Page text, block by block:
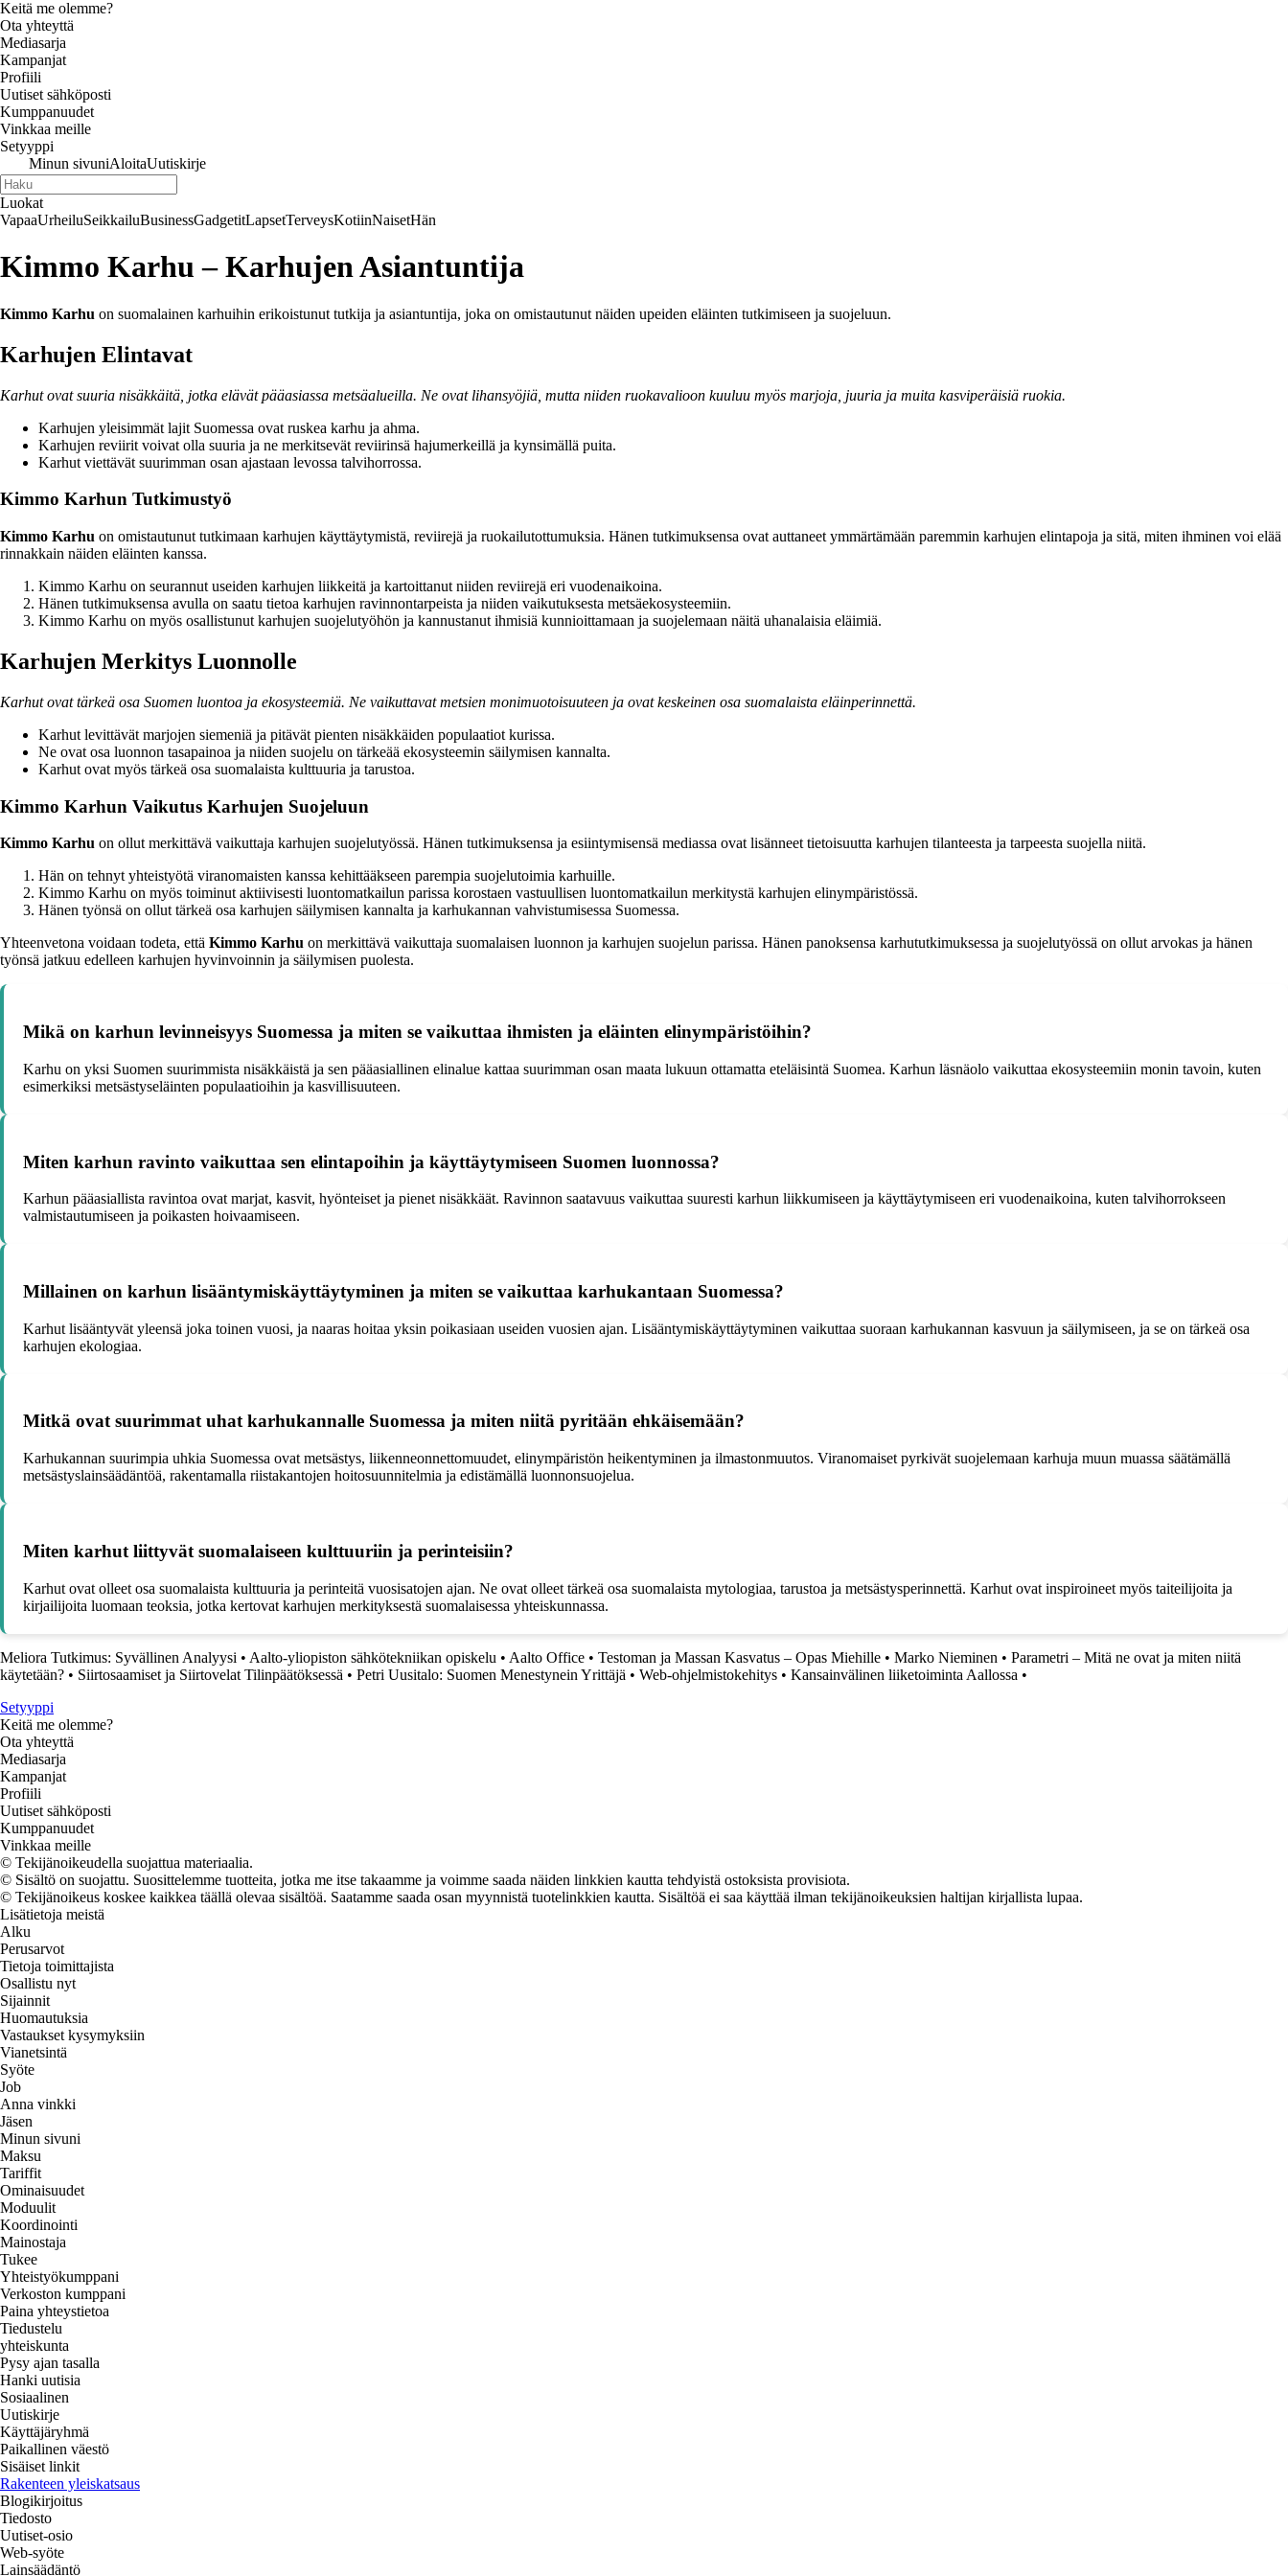
Keitä me olemme?
Ota yhteyttä
Mediasarja
Kampanjat
Profiili
Uutiset sähköposti
Kumppanuudet
Vinkkaa meille
Setyyppi
Minun sivuniAloitaUutiskirje
Luokat
VapaaUrheiluSeikkailuBusinessGadgetitLapsetTerveysKotiinNaisetHän
Kimmo Karhu – Karhujen Asiantuntija
Kimmo Karhu on suomalainen karhuihin erikoistunut tutkija ja asiantuntija, joka on omistautunut näiden upeiden eläinten tutkimiseen ja suojeluun.
Karhujen Elintavat
Karhut ovat suuria nisäkkäitä, jotka elävät pääasiassa metsäalueilla. Ne ovat lihansyöjiä, mutta niiden ruokavalioon kuuluu myös marjoja, juuria ja muita kasviperäisiä ruokia.
Karhujen yleisimmät lajit Suomessa ovat ruskea karhu ja ahma.
Karhujen reviirit voivat olla suuria ja ne merkitsevät reviirinsä hajumerkeillä ja kynsimällä puita.
Karhut viettävät suurimman osan ajastaan levossa talvihorrossa.
Kimmo Karhun Tutkimustyö
Kimmo Karhu on omistautunut tutkimaan karhujen käyttäytymistä, reviirejä ja ruokailutottumuksia. Hänen tutkimuksensa ovat auttaneet ymmärtämään paremmin karhujen elintapoja ja sitä, miten ihminen voi elää
rinnakkain näiden eläinten kanssa.
Kimmo Karhu on seurannut useiden karhujen liikkeitä ja kartoittanut niiden reviirejä eri vuodenaikoina.
Hänen tutkimuksensa avulla on saatu tietoa karhujen ravinnontarpeista ja niiden vaikutuksesta metsäekosysteemiin.
Kimmo Karhu on myös osallistunut karhujen suojelutyöhön ja kannustanut ihmisiä kunnioittamaan ja suojelemaan näitä uhanalaisia eläimiä.
Karhujen Merkitys Luonnolle
Karhut ovat tärkeä osa Suomen luontoa ja ekosysteemiä. Ne vaikuttavat metsien monimuotoisuuteen ja ovat keskeinen osa suomalaista eläinperinnettä.
Karhut levittävät marjojen siemeniä ja pitävät pienten nisäkkäiden populaatiot kurissa.
Ne ovat osa luonnon tasapainoa ja niiden suojelu on tärkeää ekosysteemin säilymisen kannalta.
Karhut ovat myös tärkeä osa suomalaista kulttuuria ja tarustoa.
Kimmo Karhun Vaikutus Karhujen Suojeluun
Kimmo Karhu on ollut merkittävä vaikuttaja karhujen suojelutyössä. Hänen tutkimuksensa ja esiintymisensä mediassa ovat lisänneet tietoisuutta karhujen tilanteesta ja tarpeesta suojella niitä.
Hän on tehnyt yhteistyötä viranomaisten kanssa kehittääkseen parempia suojelutoimia karhuille.
Kimmo Karhu on myös toiminut aktiivisesti luontomatkailun parissa korostaen vastuullisen luontomatkailun merkitystä karhujen elinympäristössä.
Hänen työnsä on ollut tärkeä osa karhujen säilymisen kannalta ja karhukannan vahvistumisessa Suomessa.
Yhteenvetona voidaan todeta, että Kimmo Karhu on merkittävä vaikuttaja suomalaisen luonnon ja karhujen suojelun parissa. Hänen panoksensa karhututkimuksessa ja suojelutyössä on ollut arvokas ja hänen
työnsä jatkuu edelleen karhujen hyvinvoinnin ja säilymisen puolesta.
Mikä on karhun levinneisyys Suomessa ja miten se vaikuttaa ihmisten ja eläinten elinympäristöihin?
Karhu on yksi Suomen suurimmista nisäkkäistä ja sen pääasiallinen elinalue kattaa suurimman osan maata lukuun ottamatta eteläisintä Suomea. Karhun läsnäolo vaikuttaa ekosysteemiin monin tavoin, kuten
esimerkiksi metsästyseläinten populaatioihin ja kasvillisuuteen.
Miten karhun ravinto vaikuttaa sen elintapoihin ja käyttäytymiseen Suomen luonnossa?
Karhun pääasiallista ravintoa ovat marjat, kasvit, hyönteiset ja pienet nisäkkäät. Ravinnon saatavuus vaikuttaa suuresti karhun liikkumiseen ja käyttäytymiseen eri vuodenaikoina, kuten talvihorrokseen
valmistautumiseen ja poikasten hoivaamiseen.
Millainen on karhun lisääntymiskäyttäytyminen ja miten se vaikuttaa karhukantaan Suomessa?
Karhut lisääntyvät yleensä joka toinen vuosi, ja naaras hoitaa yksin poikasiaan useiden vuosien ajan. Lisääntymiskäyttäytyminen vaikuttaa suoraan karhukannan kasvuun ja säilymiseen, ja se on tärkeä osa
karhujen ekologiaa.
Mitkä ovat suurimmat uhat karhukannalle Suomessa ja miten niitä pyritään ehkäisemään?
Karhukannan suurimpia uhkia Suomessa ovat metsästys, liikenneonnettomuudet, elinympäristön heikentyminen ja ilmastonmuutos. Viranomaiset pyrkivät suojelemaan karhuja muun muassa säätämällä
metsästyslainsäädäntöä, rakentamalla riistakantojen hoitosuunnitelmia ja edistämällä luonnonsuojelua.
Miten karhut liittyvät suomalaiseen kulttuuriin ja perinteisiin?
Karhut ovat olleet osa suomalaista kulttuuria ja perinteitä vuosisatojen ajan. Ne ovat olleet tärkeä osa suomalaista mytologiaa, tarustoa ja metsästysperinnettä. Karhut ovat inspiroineet myös taiteilijoita ja
kirjailijoita luomaan teoksia, jotka kertovat karhujen merkityksestä suomalaisessa yhteiskunnassa.
Meliora Tutkimus: Syvällinen Analyysi • Aalto-yliopiston sähkötekniikan opiskelu • Aalto Office • Testoman ja Massan Kasvatus – Opas Miehille • Marko Nieminen • Parametri – Mitä ne ovat ja miten niitä
käytetään? • Siirtosaamiset ja Siirtovelat Tilinpäätöksessä • Petri Uusitalo: Suomen Menestynein Yrittäjä • Web-ohjelmistokehitys • Kansainvälinen liiketoiminta Aallossa •
Setyyppi
Keitä me olemme?
Ota yhteyttä
Mediasarja
Kampanjat
Profiili
Uutiset sähköposti
Kumppanuudet
Vinkkaa meille
© Tekijänoikeudella suojattua materiaalia.
© Sisältö on suojattu. Suosittelemme tuotteita, jotka me itse takaamme ja voimme saada näiden linkkien kautta tehdyistä ostoksista provisiota.
© Tekijänoikeus koskee kaikkea täällä olevaa sisältöä. Saatamme saada osan myynnistä tuotelinkkien kautta. Sisältöä ei saa käyttää ilman tekijänoikeuksien haltijan kirjallista lupaa.
Lisätietoja meistä
Alku
Perusarvot
Tietoja toimittajista
Osallistu nyt
Sijainnit
Huomautuksia
Vastaukset kysymyksiin
Vianetsintä
Syöte
Job
Anna vinkki
Jäsen
Minun sivuni
Maksu
Tariffit
Ominaisuudet
Moduulit
Koordinointi
Mainostaja
Tukee
Yhteistyökumppani
Verkoston kumppani
Paina yhteystietoa
Tiedustelu
yhteiskunta
Pysy ajan tasalla
Hanki uutisia
Sosiaalinen
Uutiskirje
Käyttäjäryhmä
Paikallinen väestö
Sisäiset linkit
Rakenteen yleiskatsaus
Blogikirjoitus
Tiedosto
Uutiset-osio
Web-syöte
Lainsäädäntö